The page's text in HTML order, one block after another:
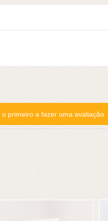
o primeiro a fazer uma avaliação